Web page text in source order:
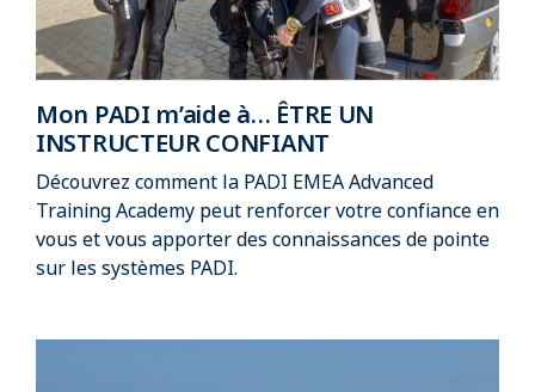
Mon PADI m’aide à… ÊTRE UN
INSTRUCTEUR CONFIANT
Découvrez comment la PADI EMEA Advanced
Training Academy peut renforcer votre confiance en
vous et vous apporter des connaissances de pointe
sur les systèmes PADI.